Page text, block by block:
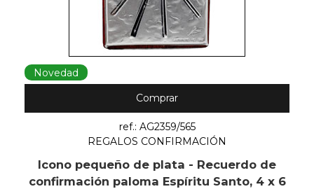
Novedad
Comprar
ref.: AG2359/565
REGALOS CONFIRMACIÓN
Icono pequeño de plata - Recuerdo de
confirmación paloma Espíritu Santo, 4 x 6